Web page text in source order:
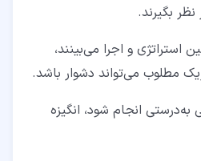
بگیرند.
استراتژی و اجرا می‌بینند،
مطلوب می‌تواند دشوار باشد.
به‌درستی انجام شود، انگیزه